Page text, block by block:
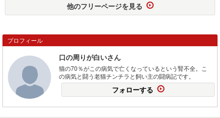
他のフリーページを見る
プロフィール
口の周りが白いさん
猫の70％がこの病気で亡くなっているという腎不全。こ
の病気と闘う老猫チンチラと飼い主の闘病記です。
フォローする